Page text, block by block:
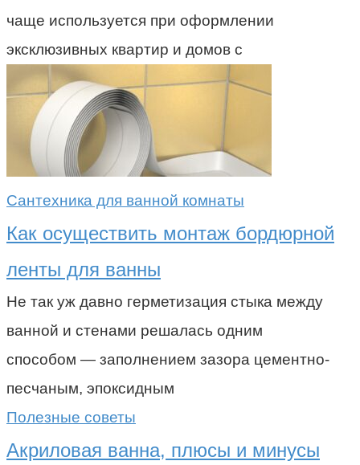
чаще используется при оформлении
эксклюзивных квартир и домов с
Сантехника для ванной комнаты
Как осуществить монтаж бордюрной
ленты для ванны
Не так уж давно герметизация стыка между
ванной и стенами решалась одним
способом — заполнением зазора цементно-
песчаным, эпоксидным
Полезные советы
Акриловая ванна, плюсы и минусы